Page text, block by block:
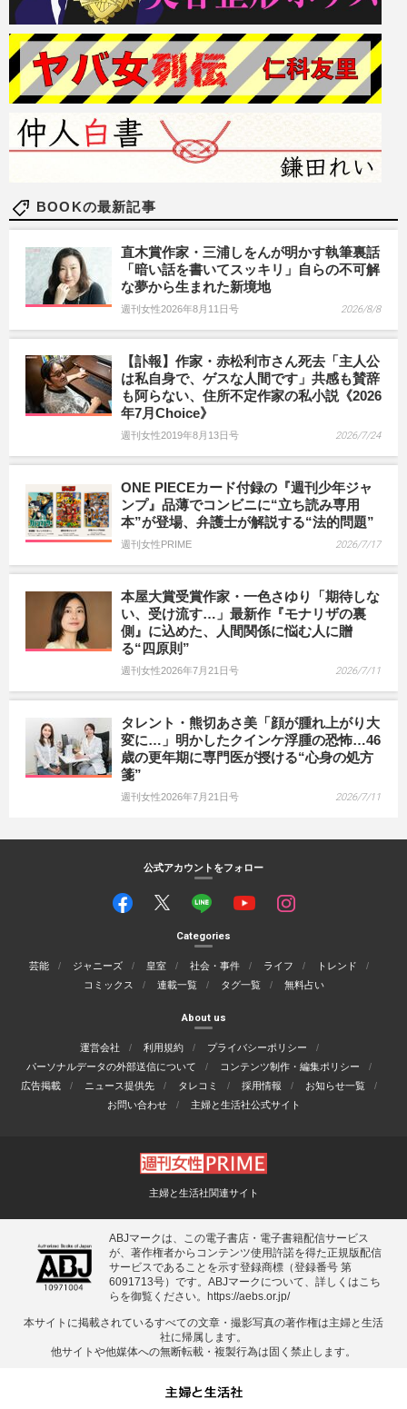
BOOKの最新記事
直木賞作家・三浦しをんが明かす執筆裏話
「暗い話を書いてスッキリ」自らの不可解
な夢から生まれた新境地
週刊女性2026年8月11日号 2026/8/8
【訃報】作家・赤松利市さん死去「主人公
は私自身で、ゲスな人間です」共感も賛辞
も阿らない、住所不定作家の私小説《2026
年7月Choice》
週刊女性2019年8月13日号 2026/7/24
ONE PIECEカード付録の『週刊少年ジャ
ンプ』品薄でコンビニに“立ち読み専用
本”が登場、弁護士が解説する“法的問題”
週刊女性PRIME 2026/7/17
本屋大賞受賞作家・一色さゆり「期待しな
い、受け流す…」最新作『モナリザの裏
側』に込めた、人間関係に悩む人に贈
る“四原則”
週刊女性2026年7月21日号 2026/7/11
タレント・熊切あさ美「顔が腫れ上がり大
変に…」明かしたクインケ浮腫の恐怖…46
歳の更年期に専門医が授ける“心身の処方
箋”
週刊女性2026年7月21日号 2026/7/11
公式アカウントをフォロー
Categories
芸能 ジャニーズ 皇室 社会・事件 ライフ
トレンド
コミックス
連載一覧 タグ一覧 無料占い
About us
運営会社 利用規約
プライバシーポリシー
パーソナルデータの外部送信について
コンテンツ制作・編集ポリシー
広告掲載
ニュース提供先 タレコミ 採用情報
お知らせ一覧
お問い合わせ
主婦と生活社公式サイト
主婦と生活社関連サイト
ABJマークは、この電子書店・電子書籍配信サービス
が、著作権者からコンテンツ使用許諾を得た正規版配信
サービスであることを示す登録商標（登録番号 第
6091713号）です。ABJマークについて、詳しくはこち
らを御覧ください。
https://aebs.or.jp/
本サイトに掲載されているすべての⽂章・撮影写真の著作権は主婦と⽣活
社に帰属します。
他サイトや他媒体への無断転載・複製⾏為は固く禁⽌します。